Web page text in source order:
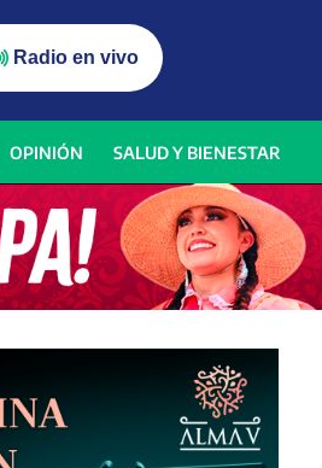
Radio en vivo
OPINIÓN SALUD Y BIENESTAR